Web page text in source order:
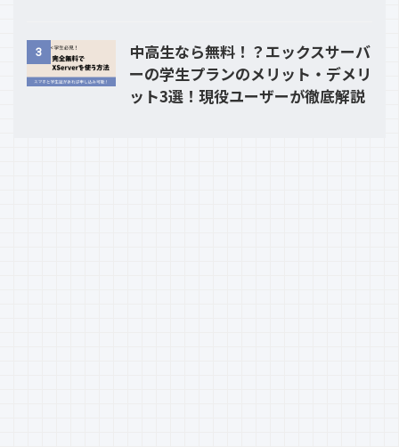
3
中高生なら無料！？エックスサーバ
ーの学生プランのメリット・デメリ
ット3選！現役ユーザーが徹底解説